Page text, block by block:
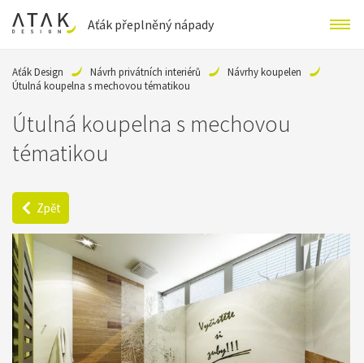
Aťák přeplněný nápady
Aťák Design Návrh privátních interiérů
Návrhy koupelen
Útulná koupelna s mechovou tématikou
Útulná koupelna s mechovou
tématikou
Zpět